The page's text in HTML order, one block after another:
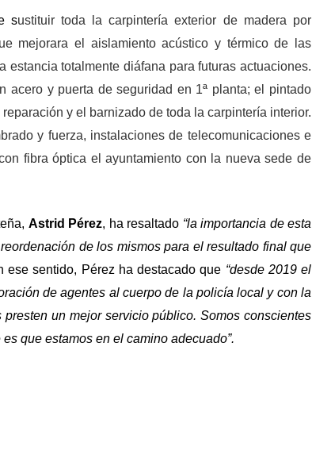
sustituir toda la carpintería exterior de madera por
mejorara el aislamiento acústico y térmico de las
totalmente diáfana para futuras actuaciones.
acero y puerta de seguridad en 1ª planta; el pintado
y el barnizado de toda la carpintería interior.
y fuerza, instalaciones de telecomunicaciones e
fibra óptica el ayuntamiento con la nueva sede de
Astrid Pérez, ha resaltado “la importancia de esta
de los mismos para el resultado final que
ese sentido, Pérez ha destacado que “desde 2019 el
de agentes al cuerpo de la policía local y con la
un mejor servicio público. Somos conscientes
que estamos en el camino adecuado”.